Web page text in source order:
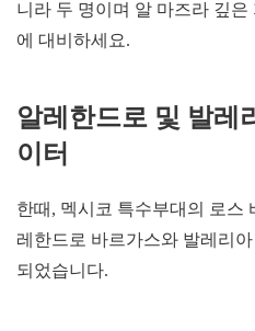
니라 두 명이며 알 마즈라 깊
에 대비하세요.
알레한드로 및 발레
이터
한때, 멕시코 특수부대의 로스
레한드로 바르가스와 발레리
되었습니다.